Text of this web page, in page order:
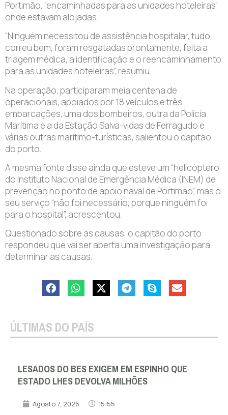
Portimão, “encaminhadas para as unidades hoteleiras”
onde estavam alojadas.
“Ninguém necessitou de assistência hospitalar, tudo
correu bem, foram resgatadas prontamente, feita a
triagem médica, a identificação e o reencaminhamento
para as unidades hoteleiras”, resumiu.
Na operação, participaram meia centena de
operacionais, apoiados por 18 veículos e três
embarcações, uma dos bombeiros, outra da Polícia
Marítima e a da Estação Salva-vidas de Ferragudo e
várias outras marítimo-turísticas, salientou o capitão
do porto.
A mesma fonte disse ainda que esteve um “helicóptero
do Instituto Nacional de Emergência Médica (INEM) de
prevenção no ponto de apoio naval de Portimão”, mas o
seu serviço “não foi necessário, porque ninguém foi
para o hospital”, acrescentou.
Questionado sobre as causas, o capitão do porto
respondeu que vai ser aberta uma investigação para
determinar as causas.
ÚLTIMAS DO PAÍS
LESADOS DO BES EXIGEM EM ESPINHO QUE
ESTADO LHES DEVOLVA MILHÕES
Agosto 7, 2026 15:55